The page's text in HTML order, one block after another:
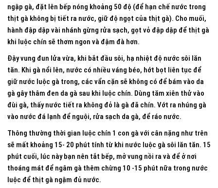
ngập gà, đặt lên bếp nóng khoảng 50 độ (để hạn chế nước trong
thịt gà không bị tiết ra nước, giữ độ ngọt của thịt gà). Cho muối,
hành đập dập vài nhánh gừng rửa sạch, gọt vỏ đập dập để thịt gà
khi luộc chín sẽ thơm ngon và đậm đà hơn.
Đậy vung đun lửa vừa, khi bắt đầu sôi, hạ nhiệt độ nước sôi lăn
tăn. Khi gà nổi lên, nước có nhiều váng béo, hớt bọt liên tục để
giữ nước luộc gà trong, các vẩn cặn sẽ không có để bám vào da
gà gây thâm đen da gà sau khi luộc chín. Dùng tăm xiên thử vào
đùi gà, thấy nước tiết ra không đỏ là gà đã chín. Vớt ra nhúng gà
vào nước đá lạnh để nguội, rửa sạch da gà, để ráo nước.
Thông thường thời gian luộc chín 1 con gà với cân nặng như trên
sẽ mất khoảng 15- 20 phút tính từ khi nước luộc gà sôi lăn tăn. 15
phút cuối, lúc này bạn nên tắt bếp, mở vung nồi ra và để ở nơi
thoáng mát để ngâm gà thêm chừng 10 -15 phút nữa trong nước
luộc để thịt gà ngậm đủ nước.